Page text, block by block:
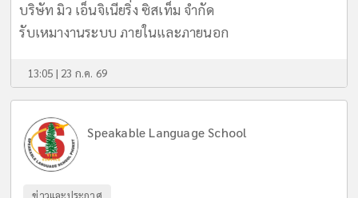
บริษัท มิว เอ็นจิเนียริ่ง ซิสเท็ม จำกัด
รับเหมางานระบบ ภายในและภายนอก
13:05 | 23 ก.ค. 69
Speakable Language School
ข่าวและประกาศ